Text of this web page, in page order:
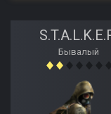
Бывалый